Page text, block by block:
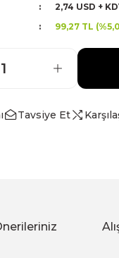
2,74 USD +
99,27 TL
Tavsiye Et